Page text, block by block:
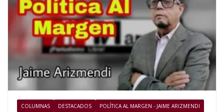
COLUMNAS DESTACADOS POLÍTICA AL MARGEN - JAIME ARIZMENDI